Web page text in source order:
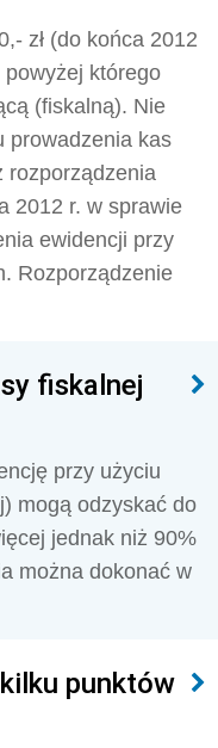
zł (do końca 2012
powyżej którego
(fiskalną). Nie
prowadzenia kas
rozporządzenia
2012 r. w sprawie
ewidencji przy
Rozporządzenie
fiskalnej
przy użyciu
mogą odzyskać do
jednak niż 90%
można dokonać w
punktów